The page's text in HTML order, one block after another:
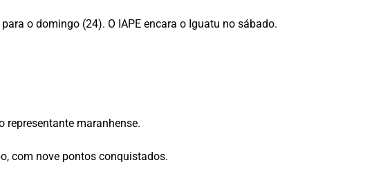
o domingo (24). O IAPE encara o Iguatu no sábado.
representante maranhense.
com nove pontos conquistados.